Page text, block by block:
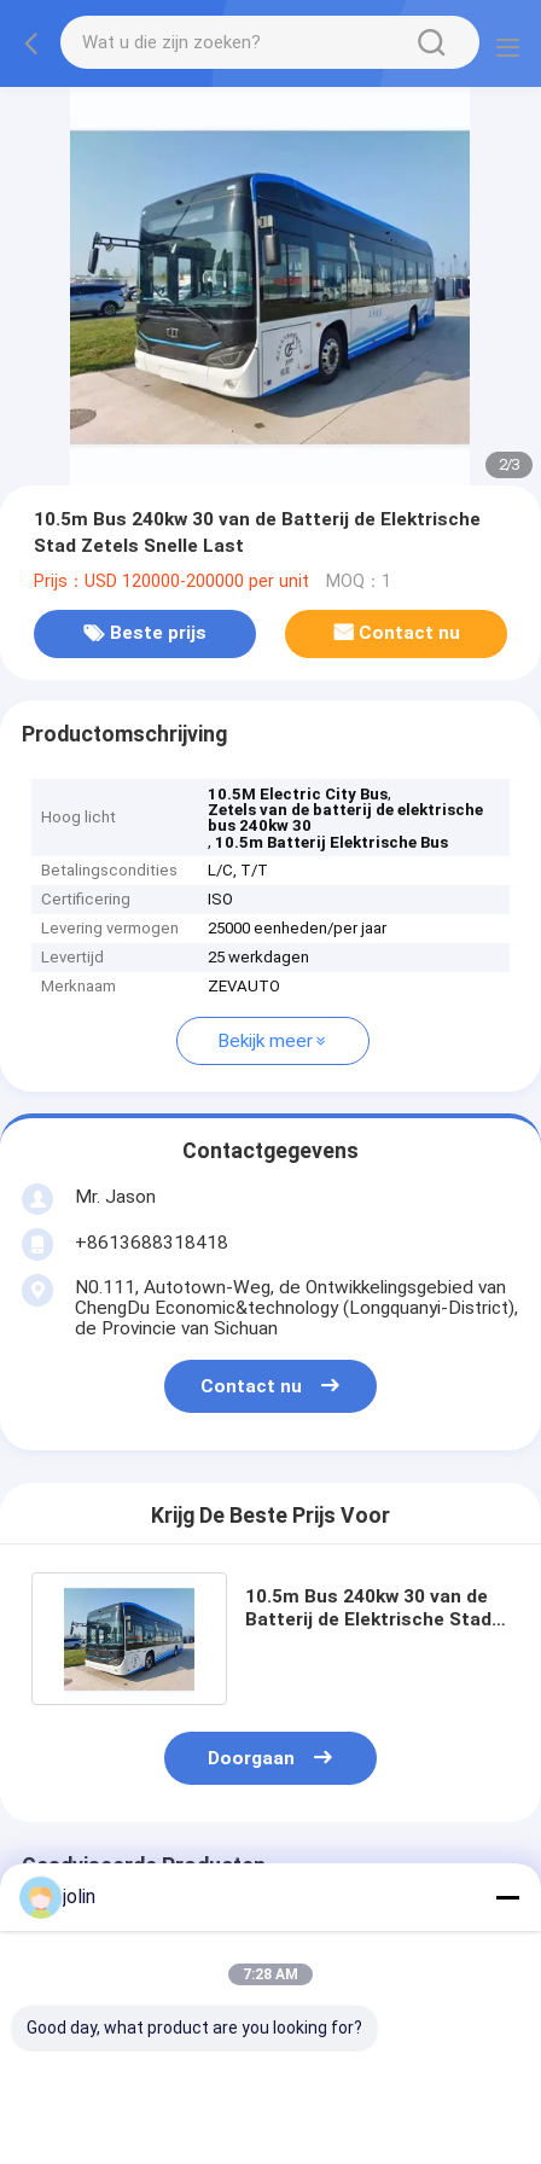
2/3
10.5m Bus 240kw 30 van de Batterij de Elektrische
Stad Zetels Snelle Last
Prijs：USD 120000-200000 per unit MOQ：1
Beste prijs Contact nu
Productomschrijving
Hoog licht
10.5M Electric City Bus,
Zetels van de batterij de elektrische
bus 240kw 30
, 10.5m Batterij Elektrische Bus
Betalingscondities
L/C, T/T
Certificering
ISO
Levering vermogen
25000 eenheden/per jaar
Levertijd
25 werkdagen
Merknaam
ZEVAUTO
Bekijk meer
Contactgegevens
Mr. Jason
+8613688318418
N0.111, Autotown-Weg, de Ontwikkelingsgebied van
ChengDu Economic&technology (Longquanyi-District),
de Provincie van Sichuan
Contact nu
Krijg De Beste Prijs Voor
10.5m Bus 240kw 30 van de
Batterij de Elektrische Stad
Doorgaan
Geadviseerde Producten
jolin
7:28 AM
Good day, what product are you looking for?